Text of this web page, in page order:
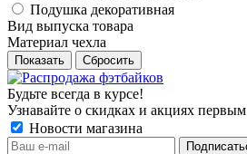
Подушка декоративная
Вид выпуска товара
Материал чехла
Сбросить
Будьте всегда в курсе!
Узнавайте о скидках и акциях первым
Новости магазина